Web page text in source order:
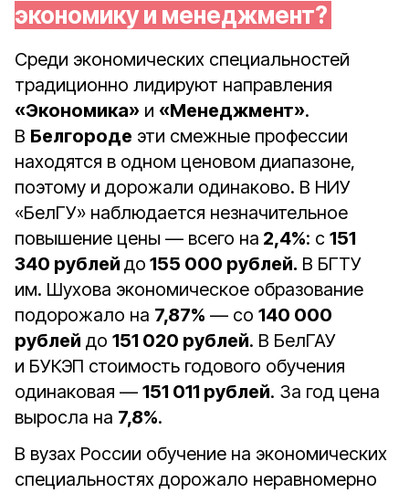
экономику и менеджмент?
Среди экономических специальностей
традиционно лидируют направления
«Экономика» и «Менеджмент».
В Белгороде эти смежные профессии
находятся в одном ценовом диапазоне,
поэтому и дорожали одинаково. В НИУ
«БелГУ» наблюдается незначительное
повышение цены — всего на 2,4%: с 151
340 рублей до 155 000 рублей. В БГТУ
им. Шухова экономическое образование
подорожало на 7,87% — со 140 000
рублей до 151 020 рублей. В БелГАУ
и БУКЭП стоимость годового обучения
одинаковая — 151 011 рублей. За год цена
выросла на 7,8%.
В вузах России обучение на экономических
специальностях дорожало неравномерно